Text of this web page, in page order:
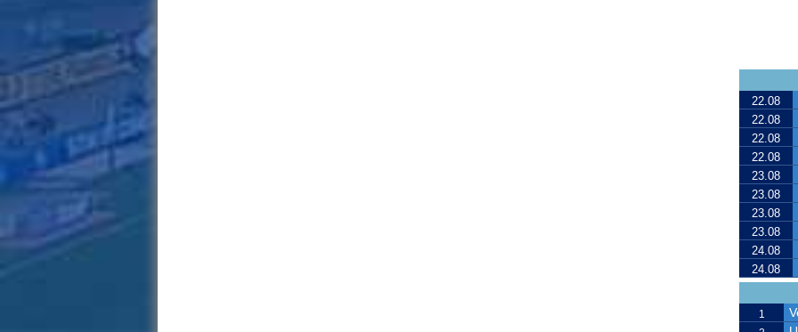
22.08
22.08
22.08
22.08
23.08
23.08
23.08
23.08
24.08
24.08
1